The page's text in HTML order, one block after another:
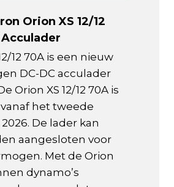
Orion XS 12/12
Acculader
12 70A is een nieuw
DC-DC acculader
Orion XS 12/12 70A is
het tweede
De lader kan
aangesloten voor
Met de Orion
dynamo’s